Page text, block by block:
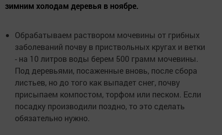
зимним холодам деревья в ноябре.
Обрабатываем раствором мочевины от грибных
заболеваний почву в приствольных кругах и ветки
- на 10 литров воды берем 500 грамм мочевины.
Под деревьями, посаженные вновь, после сбора
листьев, но до того как выпадет снег, почву
присыпаем компостом, торфом или песком. Если
посадку производили поздно, то это сделать
обязательно нужно.